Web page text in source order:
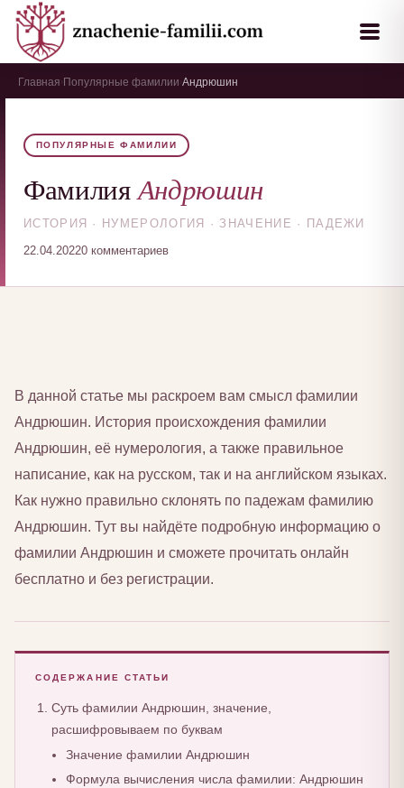
Главная Популярные фамилии Андрюшин
ПОПУЛЯРНЫЕ ФАМИЛИИ
ФамилияАндрюшин
ИСТОРИЯ · НУМЕРОЛОГИЯ · ЗНАЧЕНИЕ · ПАДЕЖИ
22.04.20220 комментариев
В данной статье мы раскроем вам смысл фамилии
Андрюшин. История происхождения фамилии
Андрюшин, её нумерология, а также правильное
написание, как на русском, так и на английском языках.
Как нужно правильно склонять по падежам фамилию
Андрюшин. Тут вы найдёте подробную информацию о
фамилии Андрюшин и сможете прочитать онлайн
бесплатно и без регистрации.
СОДЕРЖАНИЕ СТАТЬИ
Суть фамилии Андрюшин, значение,
расшифровываем по буквам
Значение фамилии Андрюшин
Формула вычисления числа фамилии: Андрюшин